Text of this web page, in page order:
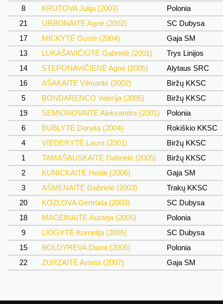
8
KRUTOVA Julija (2003)
Polonia
21
URBONAITĖ Agnė (2002)
SC Dubysa
17
MICKYTĖ Gustė (2004)
Gaja SM
13
LUKAŠAVIČIŪTĖ Gabrielė (2001)
Trys Linijos
14
STEPONAVIČIENĖ Agnė (2005)
Alytaus SRC
16
AŠAKAITĖ Vilmantė (2002)
Biržų KKSC
5
BONDARENCO Valerija (2005)
Biržų KKSC
19
SEMIONOVAITĖ Aleksandra (2001)
Polonia
6
BUBLYTĖ Donata (2004)
Rokiškio KKSC
4
VIEDERYTĖ Laura (2001)
Biržų KKSC
1
TAMAŠAUSKAITĖ Gabrielė (2005)
Biržų KKSC
2
KUNICKAITĖ Heidė (2006)
Gaja SM
3
AŠMENAITĖ Gabrielė (2003)
Trakų KKSC
20
KOZLOVA Gertrūda (2003)
SC Dubysa
18
MACEINAITĖ Austėja (2005)
Polonia
9
LIOGYTĖ Kornelija (2005)
SC Dubysa
15
BOLDYREVA Diana (2005)
Polonia
22
ZURZAITĖ Arneta (2007) Gaja SM